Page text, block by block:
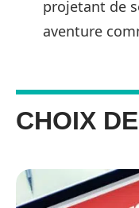
projetant de
aventure
CHOIX